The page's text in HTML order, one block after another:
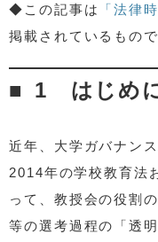
3 大学の自治の原点
4 大学全体の組織構
◆この記事は 「法律
掲載されているもの
1 はじめ
近年、大学ガバナン
2014年の学校教育法
って、教授会の役割
等の選考過程の「透